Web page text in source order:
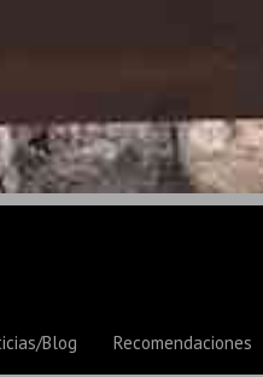
Blog Recomendaciones